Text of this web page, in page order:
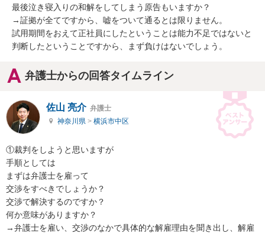
最後泣き寝入りの和解をしてしまう原告もいますか？
→証拠が全てですから、嘘をついて通るとは限りません。
試用期間をおえて正社員にしたということは能力不足ではないと
判断したということですから、まず負けはないでしょう。
弁護士からの回答タイムライン
佐山 亮介 弁護士
神奈川県 > 横浜市中区
①裁判をしようと思いますが
手順としては
まずは弁護士を雇って
交渉をすべきでしょうか？
交渉で解決するのですか？
何か意味がありますか？
→弁護士を雇い、交渉のなかで具体的な解雇理由を聞き出し、解雇